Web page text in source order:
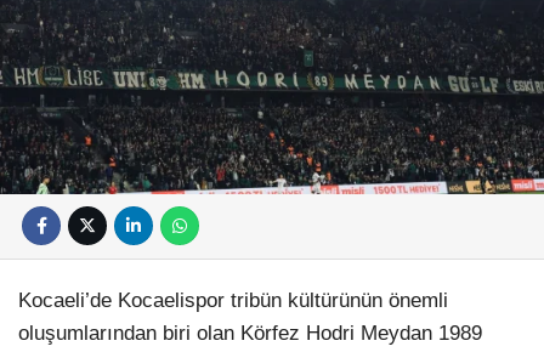
Kocaeli’de Kocaelispor tribün kültürünün önemli
oluşumlarından biri olan Körfez Hodri Meydan 1989